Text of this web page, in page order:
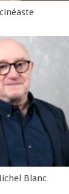
Blanc